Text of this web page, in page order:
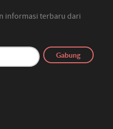
informasi terbaru dari